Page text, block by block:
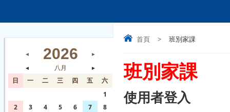
首頁 > 班別家課
班別家課
使用者登入
◄ 2026
►
◄
八月 ►
日 一 二 三 四 五
六
1
2
3 4 5 6 7
8